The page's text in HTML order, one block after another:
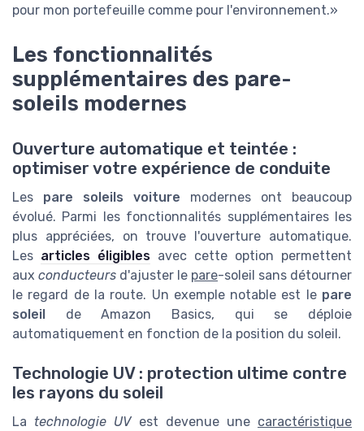
pour mon portefeuille comme pour l'environnement.
Les fonctionnalités
supplémentaires des pare-
soleils modernes
Ouverture automatique et teintée :
optimiser votre expérience de conduite
Les pare soleils voiture modernes ont beaucoup
évolué. Parmi les fonctionnalités supplémentaires les
plus appréciées, on trouve l'ouverture automatique.
Les articles éligibles avec cette option permettent
aux conducteurs d'ajuster le pare-soleil sans détourner
le regard de la route. Un exemple notable est le pare
soleil de Amazon Basics, qui se déploie
automatiquement en fonction de la position du soleil.
Technologie UV : protection ultime contre
les rayons du soleil
La technologie UVest devenue une caractéristique